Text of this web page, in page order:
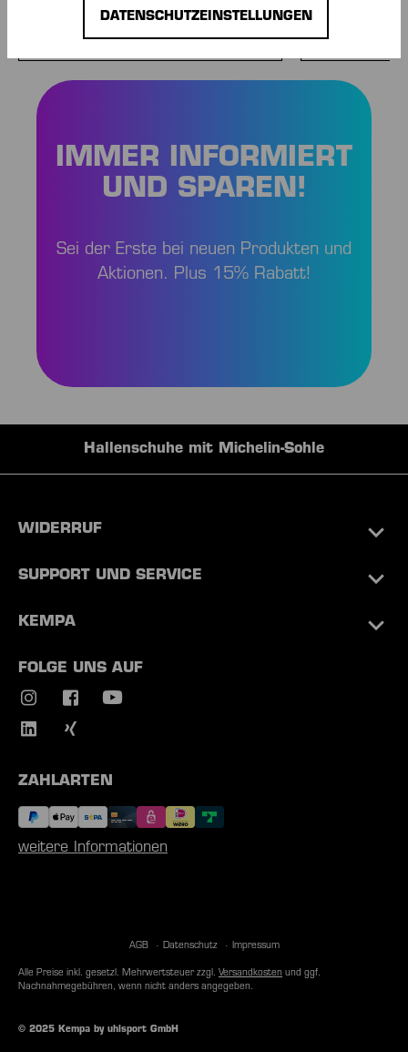
120,00 €* 36,00 €*
IMMER INFORMIERT
UND SPAREN!
Sei der Erste bei neuen Produkten und
Aktionen. Plus 15% Rabatt!
Hochwertige Teamausrüstungen
WIDERRUF
SUPPORT UND SERVICE
KEMPA
FOLGE UNS AUF
ZAHLARTEN
weitere Informationen
AGB Datenschutz Impressum
© 2025 Kempa by uhlsport GmbH
Alle Preise inkl. gesetzl. Mehrwertsteuer zzgl. Versandkosten und ggf.
Nachnahmegebühren, wenn nicht anders angegeben.
DATENSCHUTZEINSTELLUNGEN